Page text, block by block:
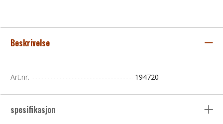
Beskrivelse
Art.nr. 194720
spesifikasjon